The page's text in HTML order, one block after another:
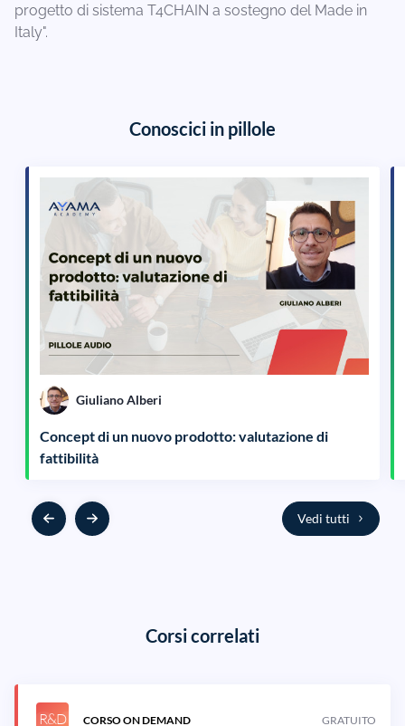
progetto di sistema T4CHAIN a sostegno del Made in
Italy".
Conoscici in pillole
Vedi tutti
Giuliano Alberi
Concept di un nuovo prodotto: valutazione di
fattibilità
Corsi correlati
R&D CORSO ON DEMAND GRATUITO